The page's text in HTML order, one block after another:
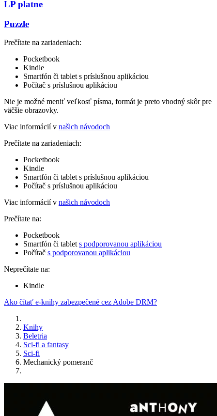
LP platne
Puzzle
Prečítate na zariadeniach:
Pocketbook
Kindle
Smartfón či tablet s príslušnou aplikáciou
Počítač s príslušnou aplikáciou
Nie je možné meniť veľkosť písma, formát je preto vhodný skôr pre
väčšie obrazovky.
Viac informácií v našich návodoch
Prečítate na zariadeniach:
Pocketbook
Kindle
Smartfón či tablet s príslušnou aplikáciou
Počítač s príslušnou aplikáciou
Viac informácií v našich návodoch
Prečítate na:
Pocketbook
Smartfón či tablet s podporovanou aplikáciou
Počítač s podporovanou aplikáciou
Neprečítate na:
Kindle
Ako čítať e-knihy zabezpečené cez Adobe DRM?
Knihy
Beletria
Sci-fi a fantasy
Sci-fi
Mechanický pomeranč